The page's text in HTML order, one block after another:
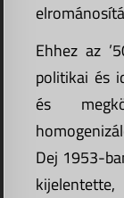
Ehhez az
politikai és
és
Dej 1953-